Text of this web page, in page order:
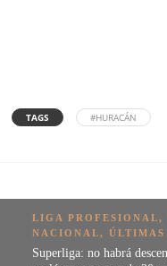
TAGS #HURACÁN
LIGA PROFESIONAL
NACIONAL,
Superliga: no habrá